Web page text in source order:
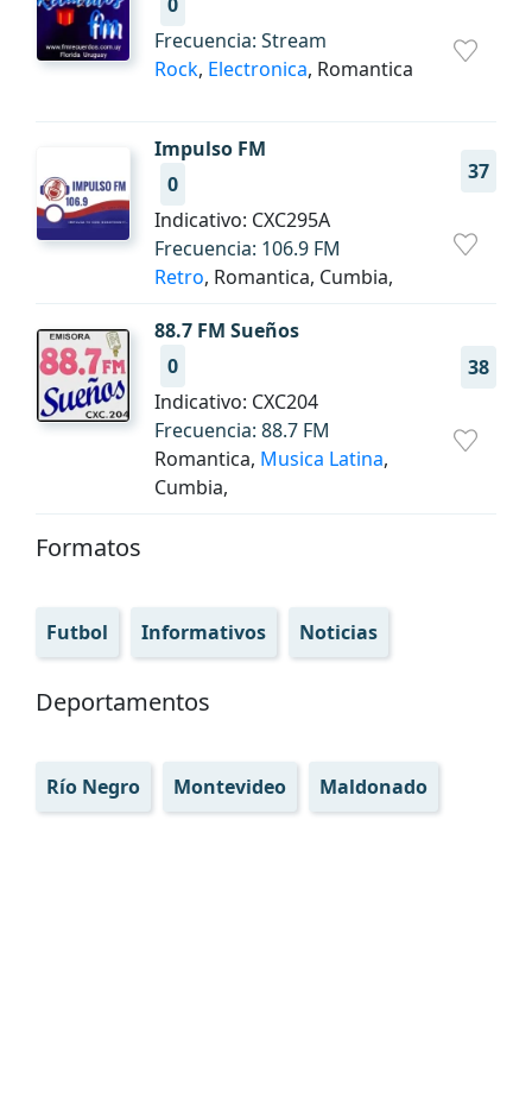
Frecuencia: Stream
Rock, Electronica, Romantica
Impulso FM
37
0
Indicativo: CXC295A
Frecuencia: 106.9 FM
Retro, Romantica, Cumbia,
88.7 FM Sueños
38
0
Indicativo: CXC204
Frecuencia: 88.7 FM
Romantica, Musica Latina,
Cumbia,
Formatos
Futbol Informativos Noticias
Deportamentos
Río Negro Montevideo Maldonado